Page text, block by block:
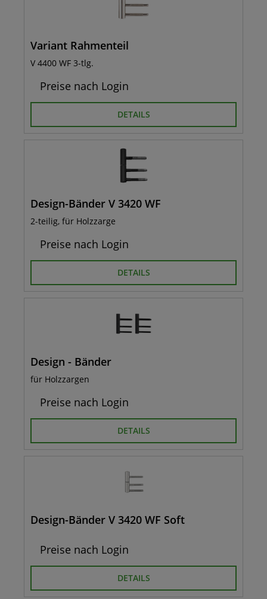
Variant Rahmenteil
V 4400 WF 3-tlg.
Preise nach Login
DETAILS
Design-Bänder V 3420 WF
2-teilig, für Holzzarge
Preise nach Login
DETAILS
Design - Bänder
für Holzzargen
Preise nach Login
DETAILS
Design-Bänder V 3420 WF Soft
Preise nach Login
DETAILS